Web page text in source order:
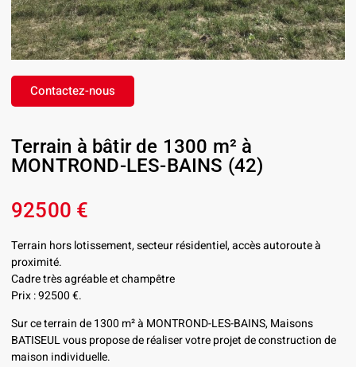
Contactez-nous
Terrain à bâtir de 1300 m² à
MONTROND-LES-BAINS (42)
92500 €
Terrain hors lotissement, secteur résidentiel, accès autoroute à
proximité.
Cadre très agréable et champêtre
Prix : 92500 €.
Sur ce terrain de 1300 m² à MONTROND-LES-BAINS, Maisons
BATISEUL vous propose de réaliser votre projet de construction de
maison individuelle.